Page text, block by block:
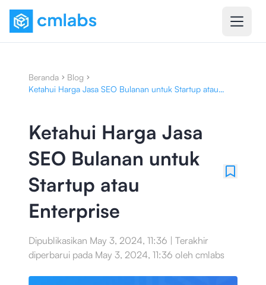
Beranda
Blog
Ketahui Harga Jasa SEO Bulanan untuk Startup atau
Ketahui Harga Jasa
SEO Bulanan untuk
Startup atau
Enterprise
Dipublikasikan May 3, 2024, 11:36 | Terakhir
diperbarui pada May 3, 2024, 11:36 oleh cmlabs